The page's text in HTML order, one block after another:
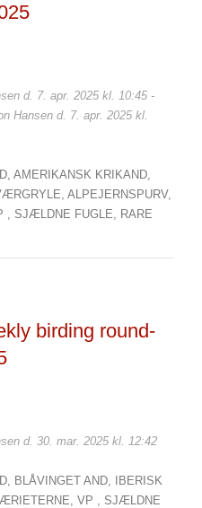
d. 7. apr. 2025 kl. 10:45 -
Hansen d. 7. apr. 2025 kl.
AMERIKANSK KRIKAND,
ALPEJERNSPURV,
, SJÆLDNE FUGLE, RARE
birding round-
d. 30. mar. 2025 kl. 12:42
BLÅVINGET AND,
IBERISK
VP , SJÆLDNE